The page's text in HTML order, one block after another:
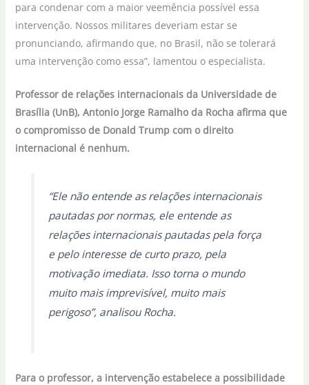
para condenar com a maior veemência possível essa
intervenção. Nossos militares deveriam estar se
pronunciando, afirmando que, no Brasil, não se tolerará
uma intervenção como essa”, lamentou o especialista.
Professor de relações internacionais da Universidade de
Brasília (UnB), Antonio Jorge Ramalho da Rocha afirma que
o compromisso de Donald Trump com o direito
internacional é nenhum.
“Ele não entende as relações internacionais
pautadas por normas, ele entende as
relações internacionais pautadas pela força
e pelo interesse de curto prazo, pela
motivação imediata. Isso torna o mundo
muito mais imprevisível, muito mais
perigoso”, analisou Rocha.
Para o professor, a intervenção estabelece a possibilidade